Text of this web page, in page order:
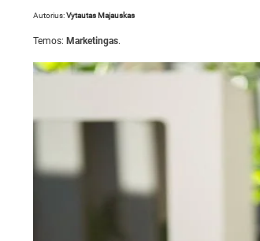
Autorius:Vytautas Majauskas
Temos: Marketingas.